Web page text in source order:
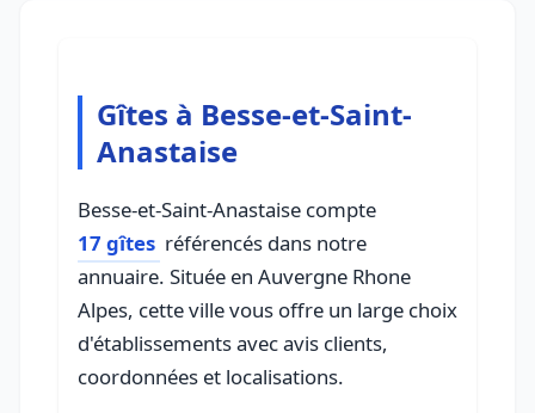
Gîtes à Besse-et-Saint-
Anastaise
Besse-et-Saint-Anastaise compte
17 gîtes référencés dans notre
annuaire. Située en Auvergne Rhone
Alpes, cette ville vous offre un large choix
d'établissements avec avis clients,
coordonnées et localisations.